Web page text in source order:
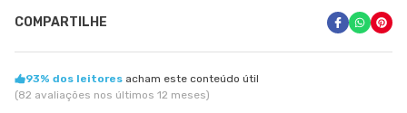
COMPARTILHE
93% dos leitores acham este conteúdo útil
(82 avaliações nos últimos 12 meses)